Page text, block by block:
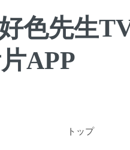
色先生
APP
トップ